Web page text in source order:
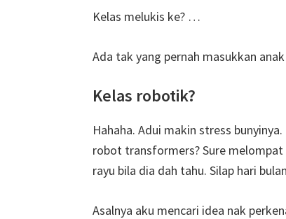
Kelas melukis ke? …
Ada tak yang pernah masukkan
Kelas robotik?
Hahaha. Adui makin stress
robot transformers? Sure melompat
rayu bila dia dah tahu. Silap hari
Asalnya aku mencari idea nak